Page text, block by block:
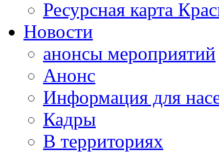
Ресурсная карта
Новости
анонсы мероприятий
Анонс
Информация для
Кадры
В территориях